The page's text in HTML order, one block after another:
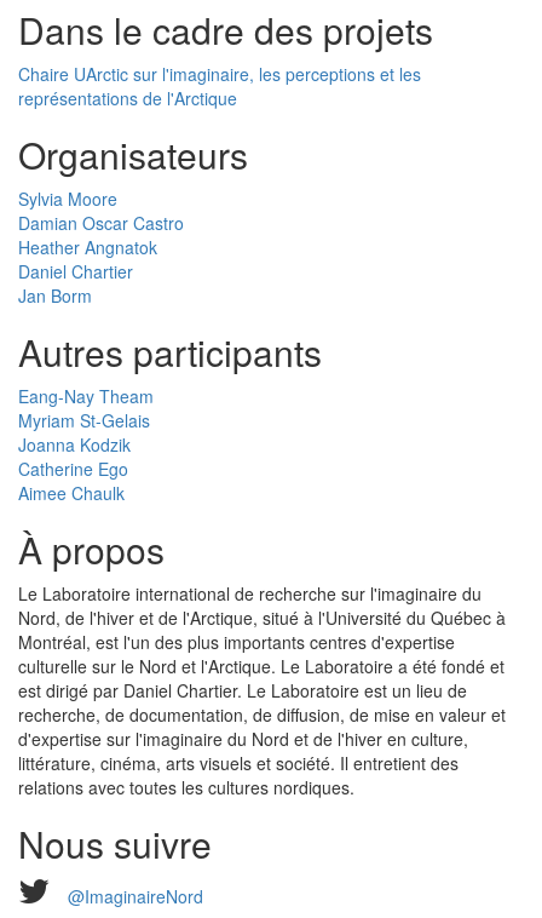
Dans le cadre des projets
Chaire UArctic sur l'imaginaire, les perceptions et les
représentations de l'Arctique
Organisateurs
Sylvia Moore
Damian Oscar Castro
Heather Angnatok
Daniel Chartier
Jan Borm
Autres participants
Eang-Nay Theam
Myriam St-Gelais
Joanna Kodzik
Catherine Ego
Aimee Chaulk
À propos
Le Laboratoire international de recherche sur l'imaginaire du
Nord, de l'hiver et de l'Arctique, situé à l'Université du Québec à
Montréal, est l'un des plus importants centres d'expertise
culturelle sur le Nord et l'Arctique. Le Laboratoire a été fondé et
est dirigé par Daniel Chartier. Le Laboratoire est un lieu de
recherche, de documentation, de diffusion, de mise en valeur et
d'expertise sur l'imaginaire du Nord et de l'hiver en culture,
littérature, cinéma, arts visuels et société. Il entretient des
relations avec toutes les cultures nordiques.
Nous suivre
@ImaginaireNord